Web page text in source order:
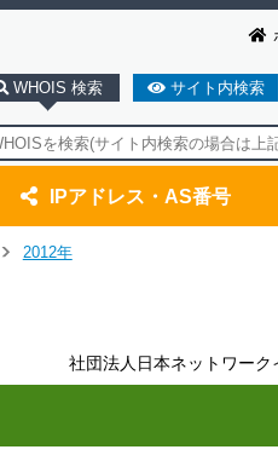
WHOIS 検索 サイト内検索
IPアドレス・AS番号
2012年
社団法人日本ネットワー